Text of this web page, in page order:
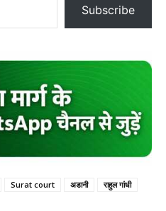
Subscribe
Surat court अडानी
राहुल गांधी